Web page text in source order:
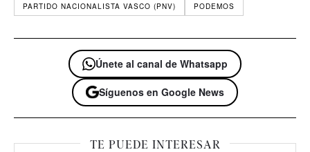
PARTIDO NACIONALISTA VASCO (PNV)
PODEMOS
Únete al canal de Whatsapp
Síguenos en Google News
TE PUEDE INTERESAR